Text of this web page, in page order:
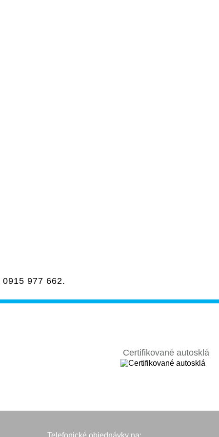
0915 977 662.
Certifikované autosklá
Telefonické objednávky na: